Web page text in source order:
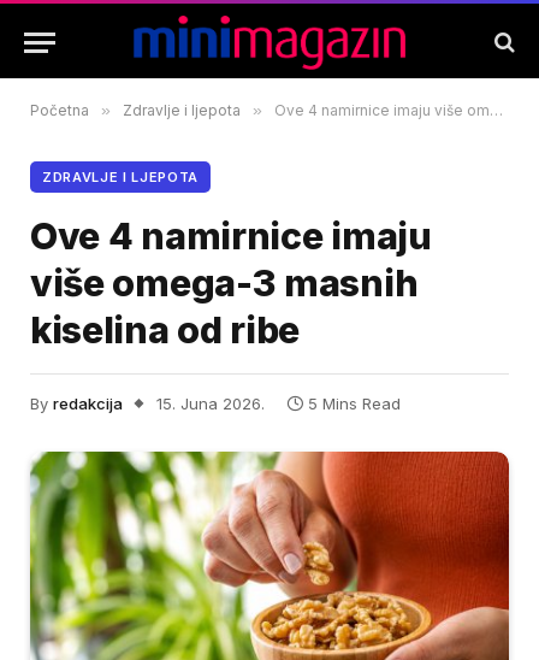
Početna » Zdravlje i ljepota » Ove 4 namirnice imaju više omega-3 masnih kiselina od ribe
ZDRAVLJE I LJEPOTA
Ove 4 namirnice imaju
više omega-3 masnih
kiselina od ribe
By redakcija 15. Juna 2026. 5 Mins Read